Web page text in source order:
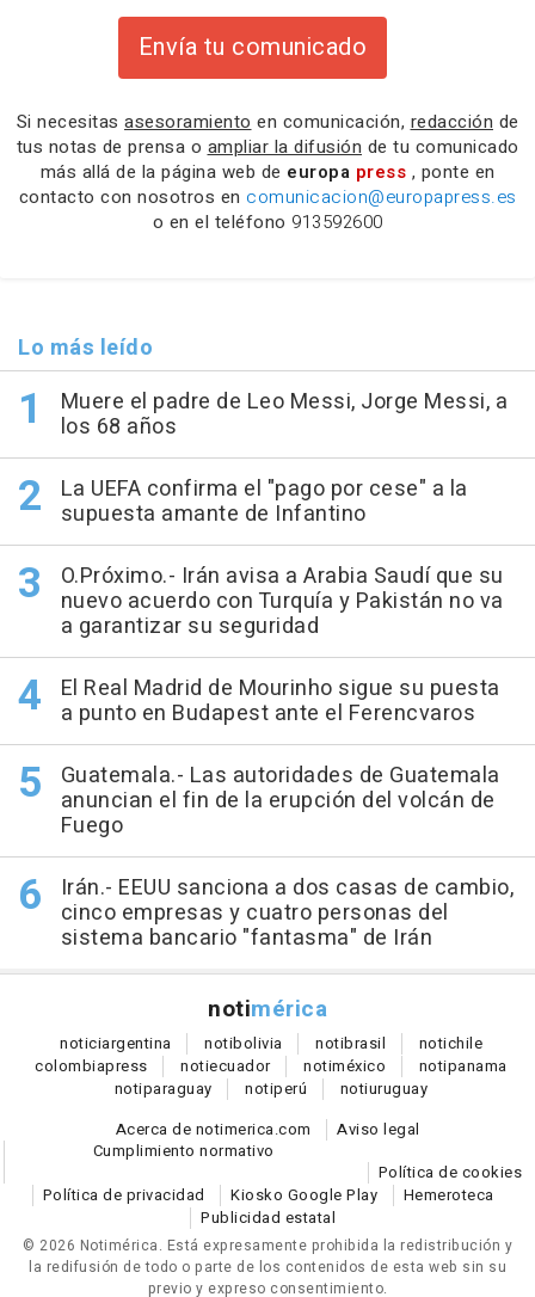
Envía tu comunicado
Si necesitas asesoramiento en comunicación, redacción de
tus notas de prensa o ampliar la difusión de tu comunicado
más allá de la página web de europa press , ponte en
contacto con nosotros en comunicacion@europapress.es
o en el teléfono 913592600
Lo más leído
Muere el padre de Leo Messi, Jorge Messi, a
los 68 años
La UEFA confirma el "pago por cese" a la
supuesta amante de Infantino
O.Próximo.- Irán avisa a Arabia Saudí que su
nuevo acuerdo con Turquía y Pakistán no va
a garantizar su seguridad
El Real Madrid de Mourinho sigue su puesta
a punto en Budapest ante el Ferencvaros
Guatemala.- Las autoridades de Guatemala
anuncian el fin de la erupción del volcán de
Fuego
Irán.- EEUU sanciona a dos casas de cambio,
cinco empresas y cuatro personas del
sistema bancario "fantasma" de Irán
notimérica
noticiargentina notibolivia notibrasil notichile
colombiapress notiecuador notiméxico notipanama
notiparaguay notiperú notiuruguay
Acerca de notimerica.com
Aviso legal
Cumplimiento normativo
Política de cookies
Política de privacidad
Kiosko Google Play
Hemeroteca
Publicidad estatal
© 2026 Notimérica. Está expresamente prohibida la redistribución y
la redifusión de todo o parte de los contenidos de esta web sin su
previo y expreso consentimiento.